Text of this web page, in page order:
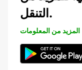
التنقل.
المزيد من المعلومات